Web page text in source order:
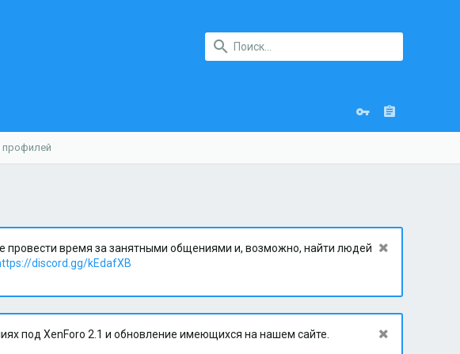
профилей
время за занятными общениями и, возможно, найти людей
discord.gg/kEdafXB
под XenForo 2.1 и обновление имеющихся на нашем сайте.